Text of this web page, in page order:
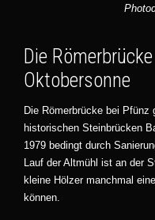
Die
Oktobersonne
Die Römerbrücke bei
historischen Steinbrücken
1979 bedingt durch
Lauf der Altmühl ist an der
kleine Hölzer manchmal
können.